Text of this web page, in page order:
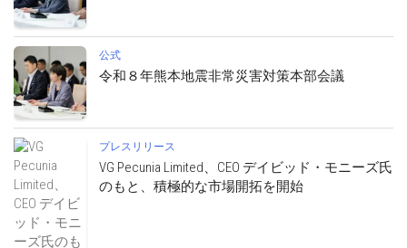
公式
令和８年熊本地震非常災害対策本部会議
プレスリリース
VG Pecunia Limited、CEO デイビッド・モニーズ氏
のもと、積極的な市場開拓を開始